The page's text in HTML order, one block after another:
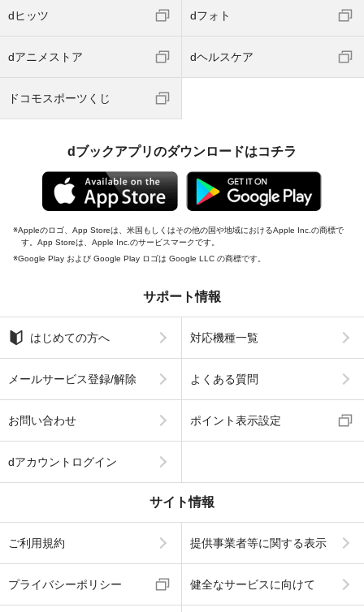
dヒッツ dフォト
dアニメストア dヘルスケア
ドコモスポーツくじ
dブックアプリのダウンロードはコチラ
Appleのロゴ、App Storeは、米国もしくはその他の国や地域におけるApple Inc.の商標で
す。App Storeは、Apple Inc.のサービスマークです。
Google Play および Google Play ロゴは Google LLC の商標です。
サポート情報
はじめての方へ 対応機種一覧
メールサービス登録/解除 よくある質問
お問い合わせ ポイント表示設定
dアカウントログイン
サイト情報
ご利用規約 提供事業者等に関する表示
プライバシーポリシー 健全なサービスに向けて